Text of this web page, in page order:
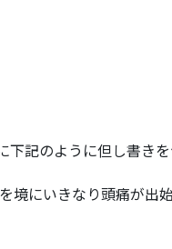
記のように但し書き
境にいきなり頭痛が出